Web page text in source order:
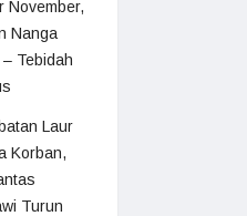
November,
Nanga
– Tebidah
Laur
Korban,
Turun